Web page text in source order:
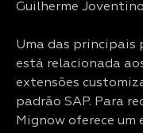
Guilherme
Uma das principais
está relacionada
extensões
padrão SAP. Para
Mignow oferece um